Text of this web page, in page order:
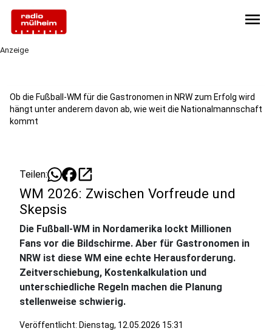
menu
Anzeige
Ob die Fußball-WM für die Gastronomen in NRW zum Erfolg wird
hängt unter anderem davon ab, wie weit die Nationalmannschaft
kommt
Teilen: open_in_new
WM 2026: Zwischen Vorfreude und
Skepsis
Die Fußball-WM in Nordamerika lockt Millionen
Fans vor die Bildschirme. Aber für Gastronomen in
NRW ist diese WM eine echte Herausforderung.
Zeitverschiebung, Kostenkalkulation und
unterschiedliche Regeln machen die Planung
stellenweise schwierig.
Veröffentlicht: Dienstag, 12.05.2026 15:31